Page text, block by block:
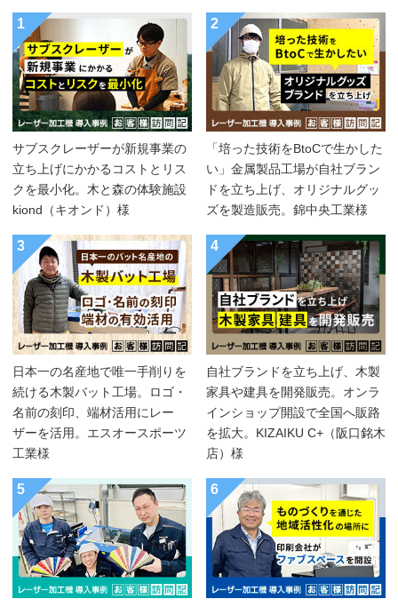
1
サブスクレーザーが新規事業の
立ち上げにかかるコストとリス
クを最小化。木と森の体験施設
kiond（キオンド）様
2
「培った技術をBtoCで生かした
い」金属製品工場が自社ブラン
ドを立ち上げ、オリジナルグッ
ズを製造販売。錦中央工業様
3
日本一の名産地で唯一手削りを
続ける木製バット工場。ロゴ・
名前の刻印、端材活用にレー
ザーを活用。エスオースポーツ
工業様
4
自社ブランドを立ち上げ、木製
家具や建具を開発販売。オンラ
インショップ開設で全国へ販路
を拡大。KIZAIKU C+（阪口銘木
店）様
5 6